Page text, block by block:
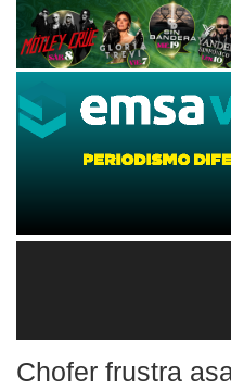
Chofer frustra